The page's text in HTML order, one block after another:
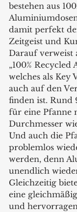
bestehen aus
damit perfekt
Zeitgeist und
Darauf verweist
„100% Recycled
welches als Key
auch auf den
finden ist. Rund
für eine Pfanne
Durchmesser
Und auch die
problemlos
werden, denn
unendlich
Gleichzeitig
eine
und